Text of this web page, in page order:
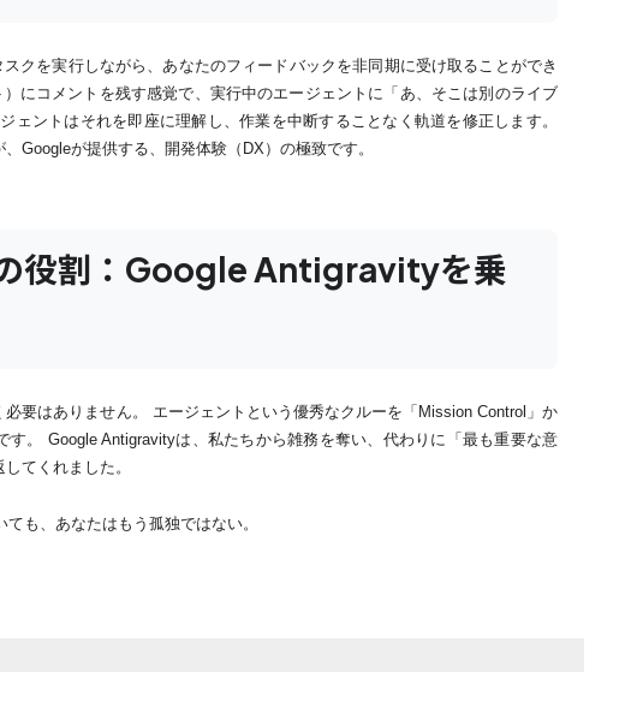
クを実行しながら、あなたのフィードバックを非同期に受け取ることができ
にコメントを残す感覚で、実行中のエージェントに「あ、そこは別のライブ
ェントはそれを即座に理解し、作業を中断することなく軌道を修正します。
Googleが提供する、開発体験（DX）の極致です。
役割：Google Antigravityを乗
要はありません。 エージェントという優秀なクルーを「Mission Control」か
す。 Google Antigravityは、私たちから雑務を奪い、代わりに「最も重要な意
てくれました。
も、あなたはもう孤独ではない。